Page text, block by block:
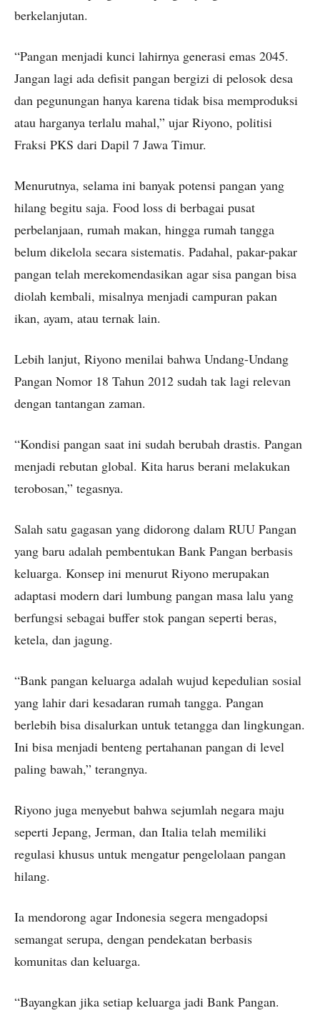
berkelanjutan.
“Pangan menjadi kunci lahirnya generasi emas 2045.
Jangan lagi ada defisit pangan bergizi di pelosok desa
dan pegunungan hanya karena tidak bisa memproduksi
atau harganya terlalu mahal,” ujar Riyono, politisi
Fraksi PKS dari Dapil 7 Jawa Timur.
Menurutnya, selama ini banyak potensi pangan yang
hilang begitu saja. Food loss di berbagai pusat
perbelanjaan, rumah makan, hingga rumah tangga
belum dikelola secara sistematis. Padahal, pakar-pakar
pangan telah merekomendasikan agar sisa pangan bisa
diolah kembali, misalnya menjadi campuran pakan
ikan, ayam, atau ternak lain.
Lebih lanjut, Riyono menilai bahwa Undang-Undang
Pangan Nomor 18 Tahun 2012 sudah tak lagi relevan
dengan tantangan zaman.
“Kondisi pangan saat ini sudah berubah drastis. Pangan
menjadi rebutan global. Kita harus berani melakukan
terobosan,” tegasnya.
Salah satu gagasan yang didorong dalam RUU Pangan
yang baru adalah pembentukan Bank Pangan berbasis
keluarga. Konsep ini menurut Riyono merupakan
adaptasi modern dari lumbung pangan masa lalu yang
berfungsi sebagai buffer stok pangan seperti beras,
ketela, dan jagung.
“Bank pangan keluarga adalah wujud kepedulian sosial
yang lahir dari kesadaran rumah tangga. Pangan
berlebih bisa disalurkan untuk tetangga dan lingkungan.
Ini bisa menjadi benteng pertahanan pangan di level
paling bawah,” terangnya.
Riyono juga menyebut bahwa sejumlah negara maju
seperti Jepang, Jerman, dan Italia telah memiliki
regulasi khusus untuk mengatur pengelolaan pangan
hilang.
Ia mendorong agar Indonesia segera mengadopsi
semangat serupa, dengan pendekatan berbasis
komunitas dan keluarga.
“Bayangkan jika setiap keluarga jadi Bank Pangan.